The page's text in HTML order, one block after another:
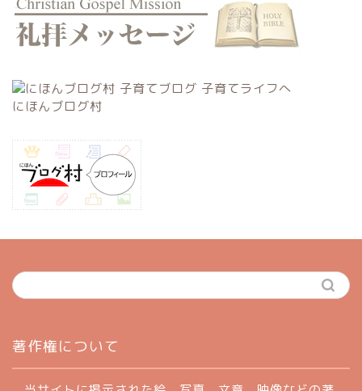
にほんブログ村
著作権について
profile